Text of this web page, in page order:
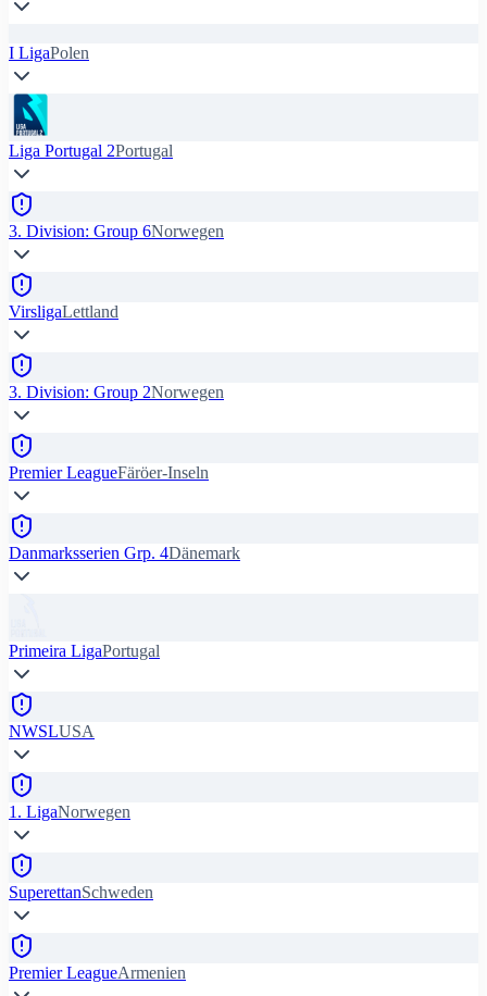
I LigaPolen
Liga Portugal 2Portugal
3. Division: Group 6Norwegen
VirsligaLettland
3. Division: Group 2Norwegen
Premier LeagueFäröer-Inseln
Danmarksserien Grp. 4Dänemark
Primeira LigaPortugal
NWSLUSA
1. LigaNorwegen
SuperettanSchweden
Premier LeagueArmenien